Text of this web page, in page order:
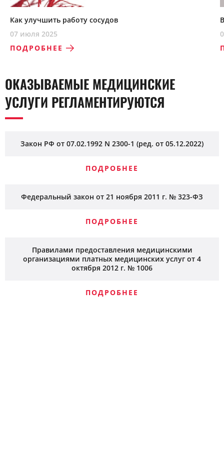
Как улучшить работу сосудов
07 июля 2025
ПОДРОБНЕЕ
ОКАЗЫВАЕМЫЕ МЕДИЦИНСКИЕ
УСЛУГИ РЕГЛАМЕНТИРУЮТСЯ
Закон РФ от 07.02.1992 N 2300-1 (ред. от 05.12.2022)
ПОДРОБНЕЕ
Федеральный закон от 21 ноября 2011 г. № 323-ФЗ
ПОДРОБНЕЕ
Правилами предоставления медицинскими
организациями платных медицинских услуг от 4
октября 2012 г. № 1006
ПОДРОБНЕЕ